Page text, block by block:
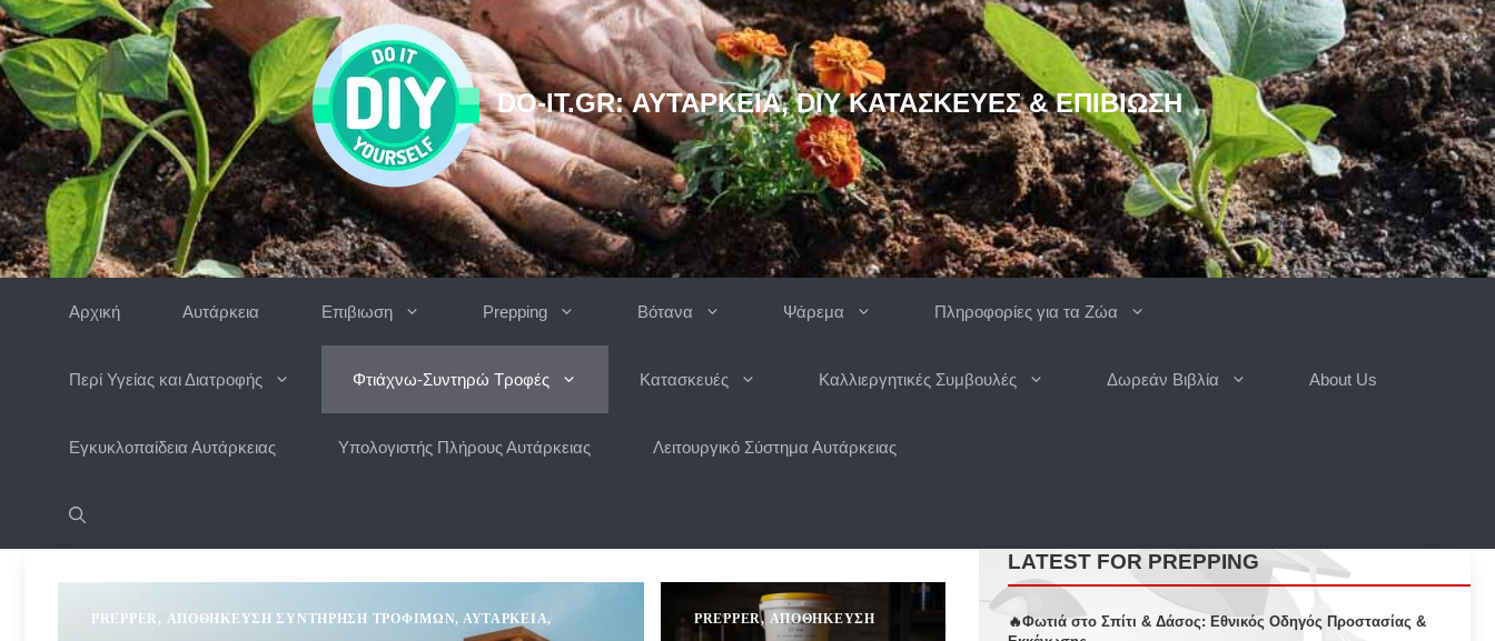
Μετάβαση
σε
περιεχόμενο
DO-IT.GR: ΑΥΤΆΡΚΕΙΑ, DIY ΚΑΤΑΣΚΕΥΈΣ & ΕΠΙΒΊΩΣΗ
Αρχική Αυτάρκεια Επιβιωση Prepping Βότανα Ψάρεμα Πληροφορίες για τα Ζώα
Περί Υγείας και Διατροφής Φτιάχνω-Συντηρώ Τροφές Κατασκευές Καλλιεργητικές Συμβουλές Δωρεάν Βιβλία About Us
Εγκυκλοπαίδεια Αυτάρκειας Υπολογιστής Πλήρους Αυτάρκειας Λειτουργικό Σύστημα Αυτάρκειας
PREPPER , ΑΠΟΘΉΚΕΥΣΗ ΣΥΝΤΉΡΗΣΗ ΤΡΟΦΊΜΩΝ, ΑΥΤΆΡΚΕΙΑ,
PREPPER, ΑΠΟΘΉΚΕΥΣΗ
LATEST FOR PREPPING
🔥Φωτιά στο Σπίτι & Δάσος: Εθνικός Οδηγός Προστασίας &